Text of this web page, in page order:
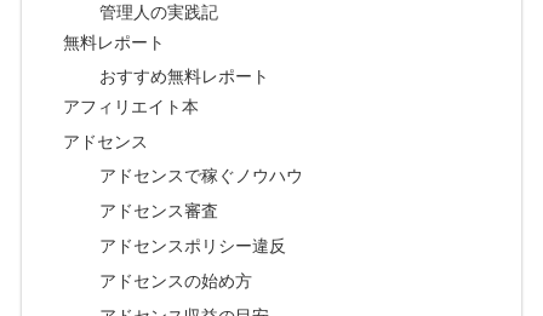
管理人の実践記
無料レポート
おすすめ無料レポート
アフィリエイト本
アドセンス
アドセンスで稼ぐノウハウ
アドセンス審査
アドセンスポリシー違反
アドセンスの始め方